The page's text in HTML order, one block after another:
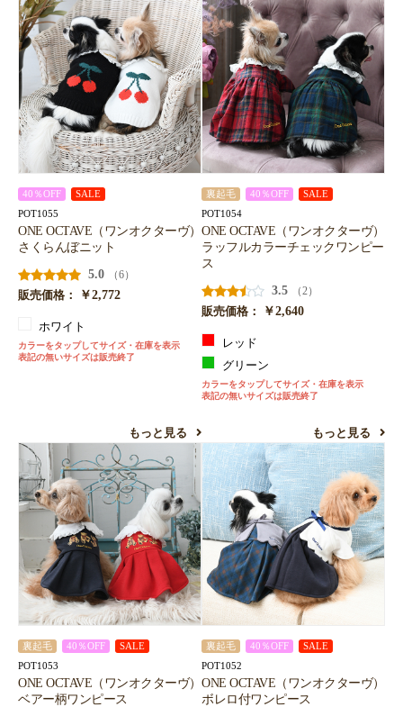
40％OFF SALE
POT1055
ONE OCTAVE（ワンオクターヴ）
さくらんぼニット
5.0
（6）
販売価格：
￥2,772
ホワイト
カラーをタップしてサイズ・在庫を表示
表記の無いサイズは販売終了
もっと見る
裏起毛 40％OFF SALE
POT1054
ONE OCTAVE（ワンオクターヴ）
ラッフルカラーチェックワンピー
ス
3.5
（2）
販売価格：
￥2,640
レッド
グリーン
カラーをタップしてサイズ・在庫を表示
表記の無いサイズは販売終了
もっと見る
裏起毛 40％OFF SALE
POT1053
ONE OCTAVE（ワンオクターヴ）
ベアー柄ワンピース
裏起毛 40％OFF SALE
POT1052
ONE OCTAVE（ワンオクターヴ）
ボレロ付ワンピース